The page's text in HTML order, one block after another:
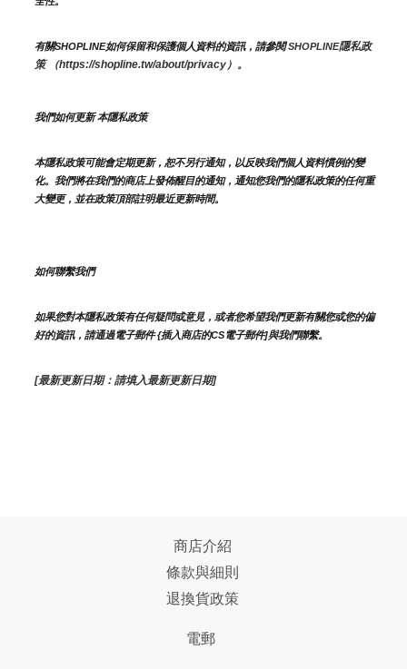
有關SHOPLINE如何保留和保護個人資料的資訊，請參閱 SHOPLINE隱私政
策 （https://shopline.tw/about/privacy）。
我們如何更新 本隱私政策
本隱私政策可能會定期更新，恕不另行通知，以反映我們個人資料慣例的變
化。我們將在我們的商店上發佈醒目的通知，通知您我們的隱私政策的任何重
大變更，並在政策頂部註明最近更新時間。
如何聯繫我們
如果您對本隱私政策有任何疑問或意見，或者您希望我們更新有關您或您的偏
好的資訊，請通過電子郵件 {插入商店的CS電子郵件]與我們聯繫。
[最新更新日期：請填入最新更新日期]
商店介紹
條款與細則
退換貨政策
電郵